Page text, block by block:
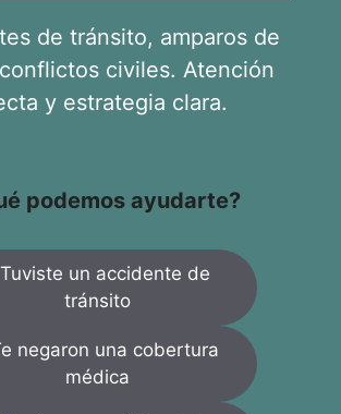
de tránsito, amparos de
civiles. Atención
y estrategia clara.
podemos ayudarte?
un accidente de
tránsito
negaron una cobertura
médica